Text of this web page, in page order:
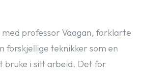
professor Vaagan, forklarte
forskjellige teknikker som en
bruke i sitt arbeid. Det for